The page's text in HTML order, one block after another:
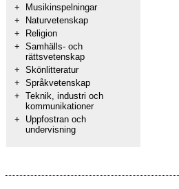
+
Musikinspelningar
+
Naturvetenskap
+
Religion
+ Samhälls- och
rättsvetenskap
+ Skönlitteratur
+ Språkvetenskap
+ Teknik, industri och
kommunikationer
+
Uppfostran och
undervisning